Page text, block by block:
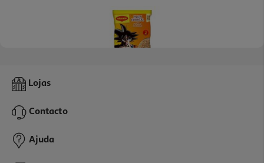
Noodles Maggi Oriental Frango 71g
0,74 €
Lojas
Contacto
Ajuda